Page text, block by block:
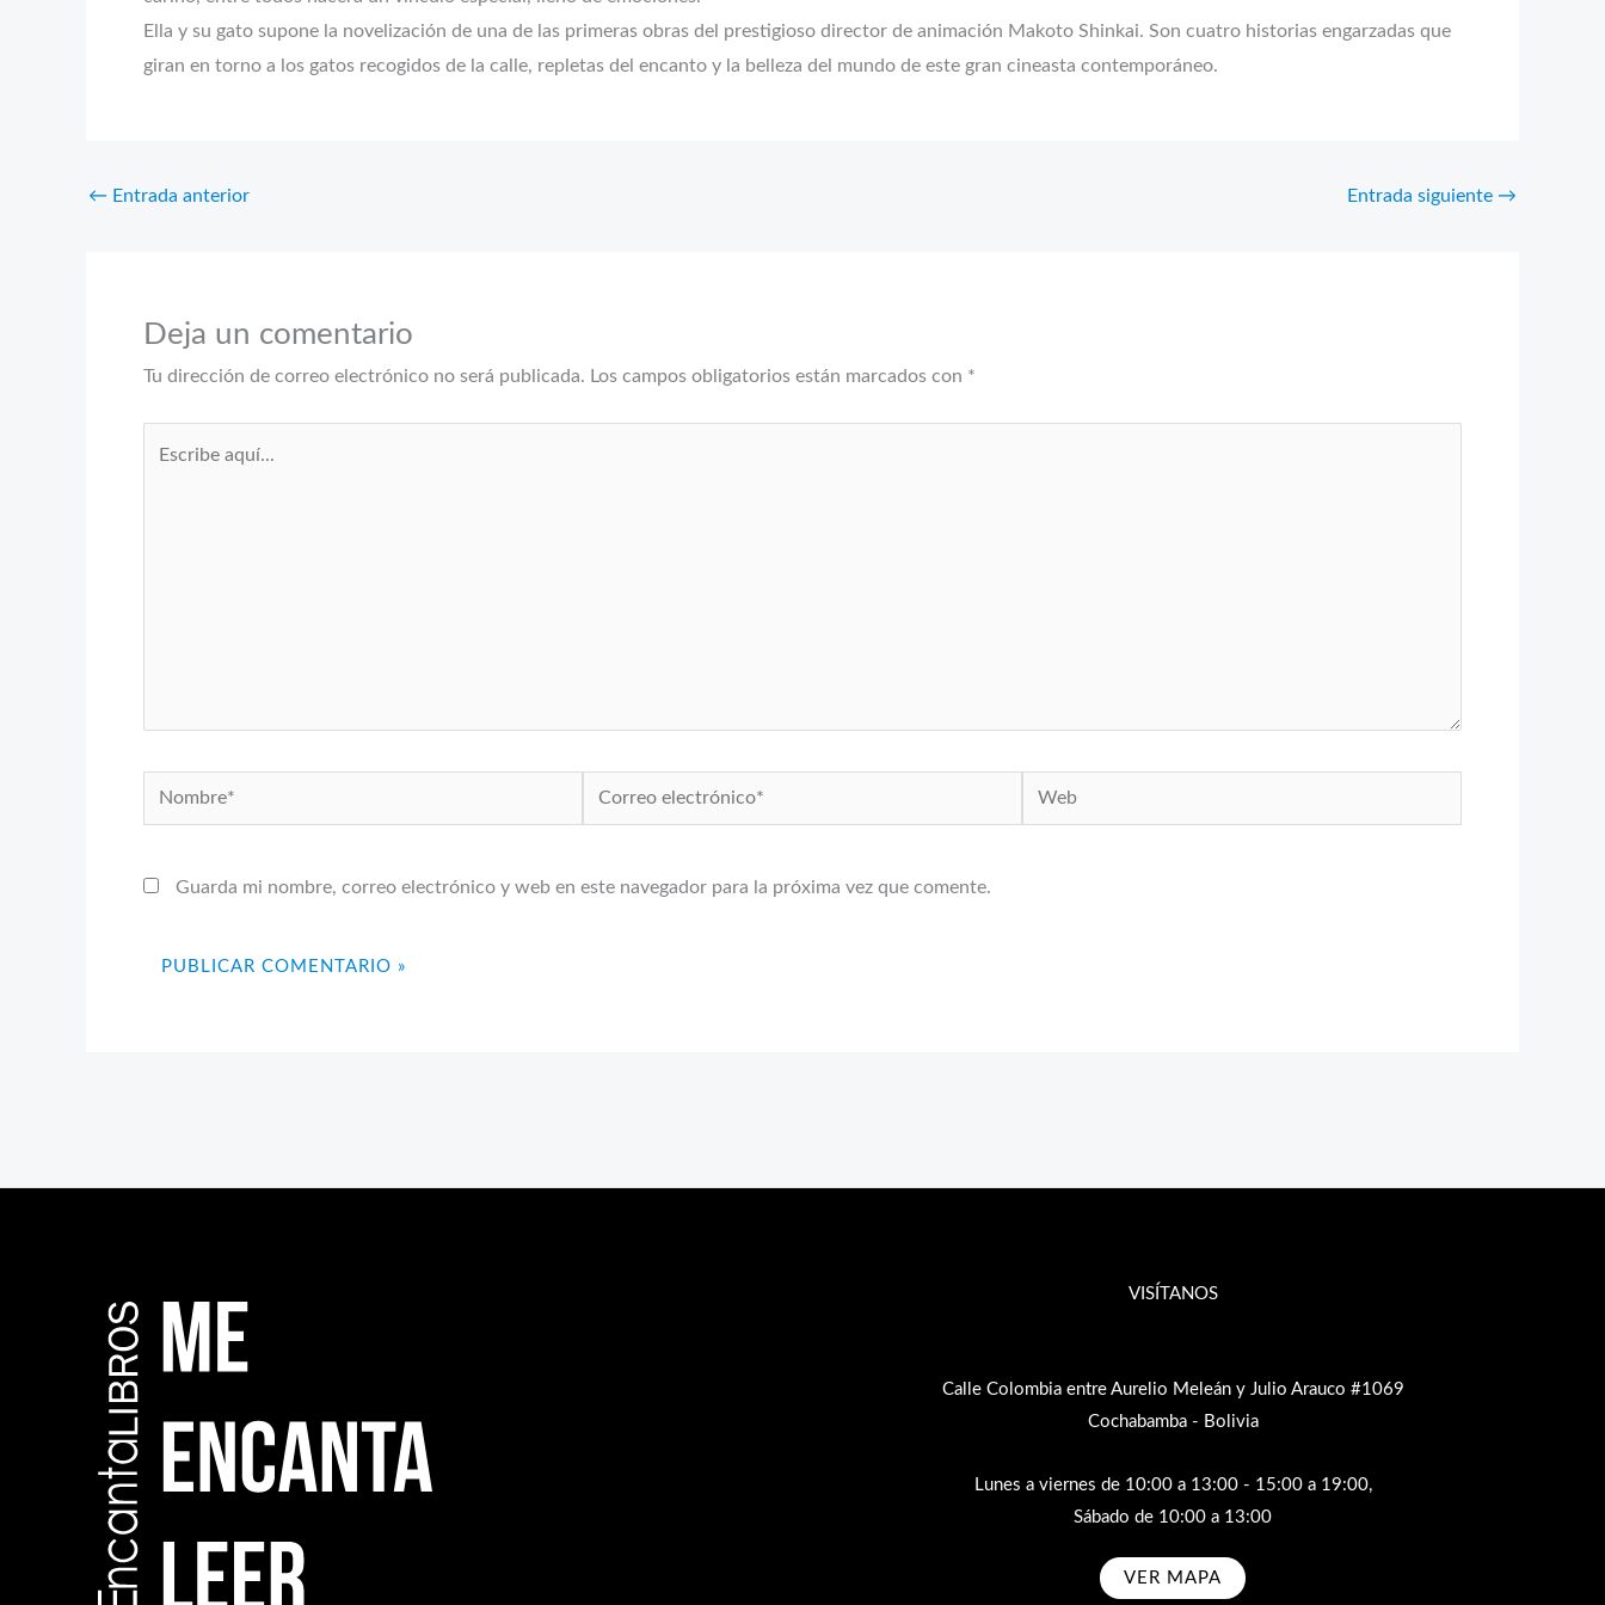
Ella y su gato supone la novelización de una de las primeras obras del prestigioso director de animación Makoto Shinkai. Son cuatro historias engarzadas que
giran en torno a los gatos recogidos de la calle, repletas del encanto y la belleza del mundo de este gran cineasta contemporáneo.
← Entrada anterior Entrada siguiente →
Deja un comentario
Tu dirección de correo electrónico no será publicada. Los campos obligatorios están marcados con *
Nombre*
Correo
electrónico*
Web
Guarda mi nombre, correo electrónico y web en este navegador para la próxima vez que comente.
VISÍTANOS
Calle Colombia entre Aurelio Meleán y Julio Arauco #1069
Cochabamba - Bolivia
Lunes a viernes de 10:00 a 13:00 - 15:00 a 19:00,
Sábado de 10:00 a 13:00
VER MAPA